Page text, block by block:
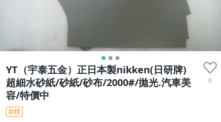
YT（宇泰五金）正日本製nikken(日研牌)
超細水砂紙/砂紙/砂布/2000#/拋光.汽車美
容/特價中
0
競標